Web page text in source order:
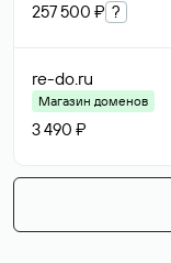
257 500 ₽ ?
re-do.ru
Магазин доменов
3 490 ₽